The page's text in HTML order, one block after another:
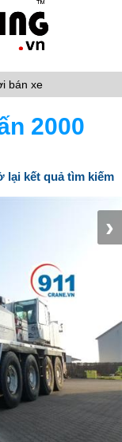
bán xe
2000
lại kết quả tìm kiếm
›